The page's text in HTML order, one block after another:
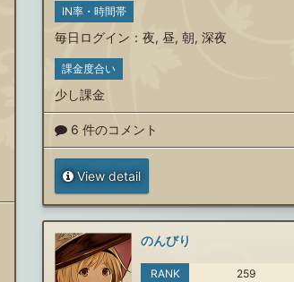
IN率・時間帯
毎日ログイン ： 夜, 昼, 朝, 深夜
課金度合い
少し課金
6 件のコメント
View detail
のんびり
RANK
259